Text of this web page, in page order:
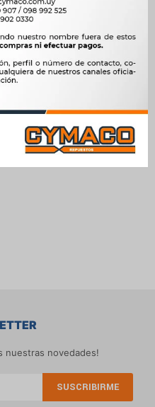
nuestras novedades!
SUSCRIBIRME